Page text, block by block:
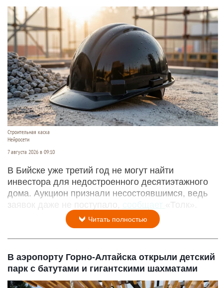
Строительная каска
Нейросети
7 августа 2026 в 09:10
В Бийске уже третий год не могут найти
инвестора для недостроенного десятиэтажного
дома. Аукцион признали несостоявшимся, ведь
заявок даже не поступало,
сообщает «Толк».
Читать полностью
В аэропорту Горно-Алтайска открыли детский
парк с батутами и гигантскими шахматами